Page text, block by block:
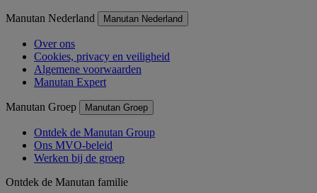
Manutan Nederland Manutan Nederland
Over ons
Cookies, privacy en veiligheid
Algemene voorwaarden
Manutan Expert
Manutan Groep Manutan Groep
Ontdek de Manutan Group
Ons MVO-beleid
Werken bij de groep
Ontdek de Manutan familie